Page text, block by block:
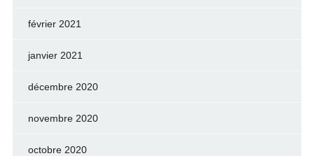
février 2021
janvier 2021
décembre 2020
novembre 2020
octobre 2020